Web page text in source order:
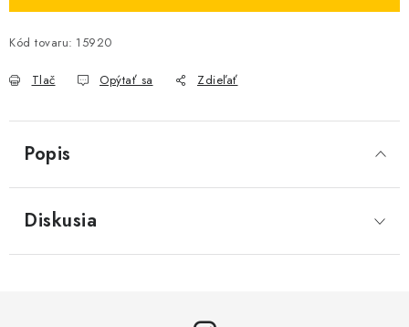
Kód tovaru: 15920
Tlač Opýtať sa Zdieľať
Popis
Diskusia